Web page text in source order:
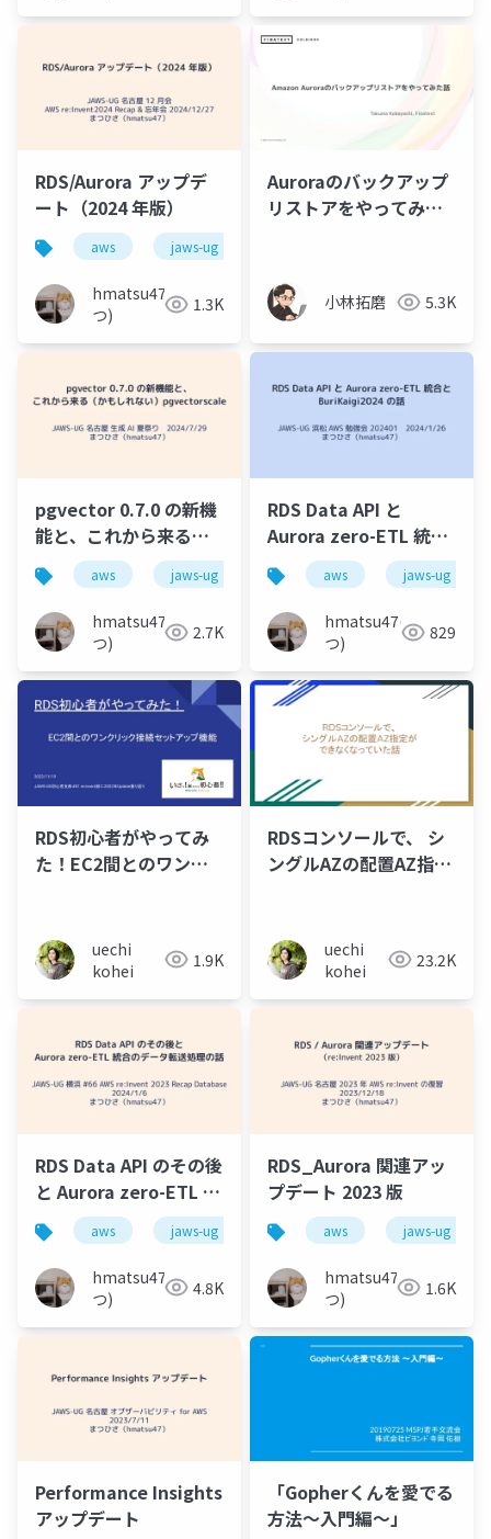
RDS/Aurora アップデ
ート（2024 年版）
aws jaws-ug
hmatsu47(ま
つ)
1.3K
Auroraのバックアップ
リストアをやってみた
小林拓磨 5.3K
pgvector 0.7.0 の新機
能と、これから来る
（かもしれない）
pgvectorscale
aws jaws-ug rds aurora
hmatsu47(ま
つ)
2.7K
RDS Data API と
Aurora zero-ETL 統合
と BuriKaigi2024 の話
aws jaws-ug
hmatsu47(ま
つ)
829
RDS初心者がやってみ
た！EC2間とのワンク
uechi
kohei
1.9K
RDSコンソールで、 シ
ングルAZの配置AZ指定
uechi
kohei
23.2K
RDS Data API のその後
と Aurora zero-ETL 統
合のデータ転送処理の
話
aws jaws-ug aurora postgresql
hmatsu47(ま
つ)
4.8K
RDS_Aurora 関連アッ
プデート 2023 版
aws jaws-ug
hmatsu47(ま
つ)
1.6K
Performance Insights
アップデート
「Gopherくんを愛でる
方法～入門編～」